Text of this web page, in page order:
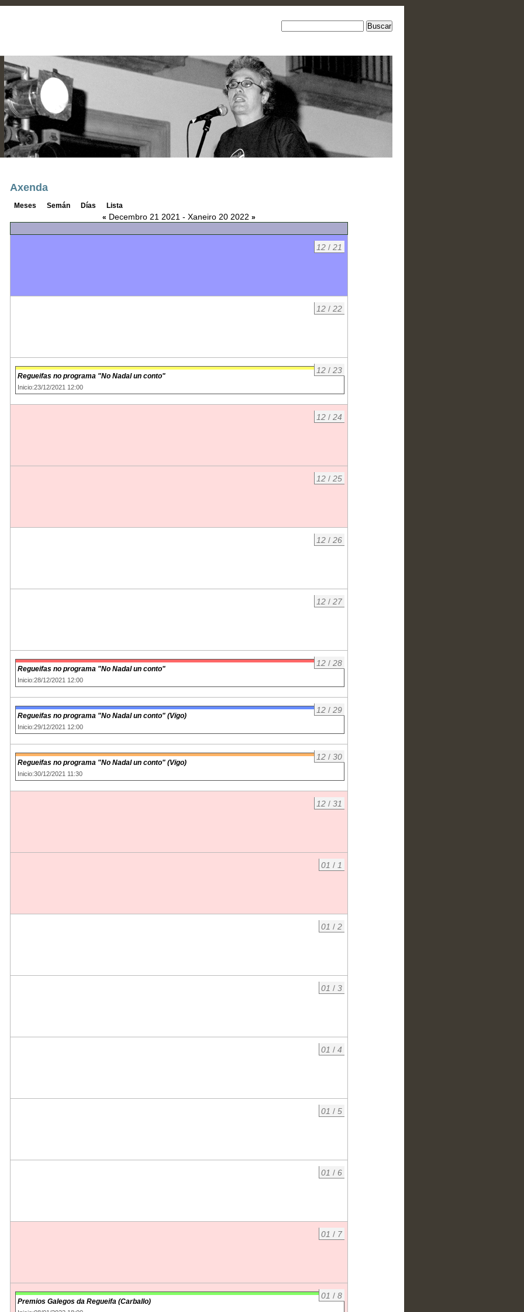
Axenda
Meses Semán Días
Lista
« Decembro 21 2021 - Xaneiro 20 2022 »
12 / 21
12 / 22
12 / 23
Regueifas no programa "No Nadal un conto"
Inicio:23/12/2021 12:00
12 / 24
12 / 25
12 / 26
12 / 27
12 / 28
Regueifas no programa "No Nadal un conto"
Inicio:28/12/2021 12:00
12 / 29
Regueifas no programa "No Nadal un conto" (Vigo)
Inicio:29/12/2021 12:00
12 / 30
Regueifas no programa "No Nadal un conto" (Vigo)
Inicio:30/12/2021 11:30
12 / 31
01 / 1
01 / 2
01 / 3
01 / 4
01 / 5
01 / 6
01 / 7
01 / 8
Premios Galegos da Regueifa (Carballo)